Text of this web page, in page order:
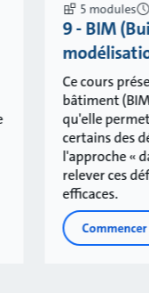
5 modules
9 - BIM
Ce cours
bâtiment
qu'elle
certains des
l'approche «
relever ces
efficaces.
Commencer